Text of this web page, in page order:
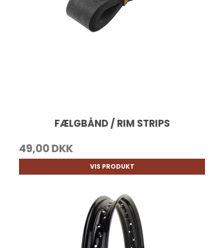
FÆLGBÅND / RIM STRIPS
49,00 DKK
VIS PRODUKT